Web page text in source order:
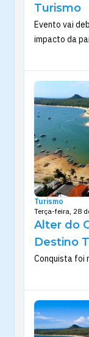
Turismo
Evento vai
impacto da
Turismo
Terça-feira, 28
Alter do
Destino
Conquista foi